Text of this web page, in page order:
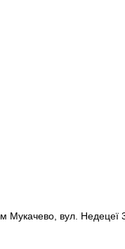
м Мукачево, вул. Недецеї